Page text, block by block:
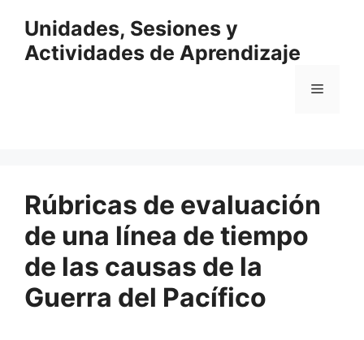
contenido
Unidades, Sesiones y
Actividades de Aprendizaje
Menú
Rúbricas de evaluación
de una línea de tiempo
de las causas de la
Guerra del Pacífico